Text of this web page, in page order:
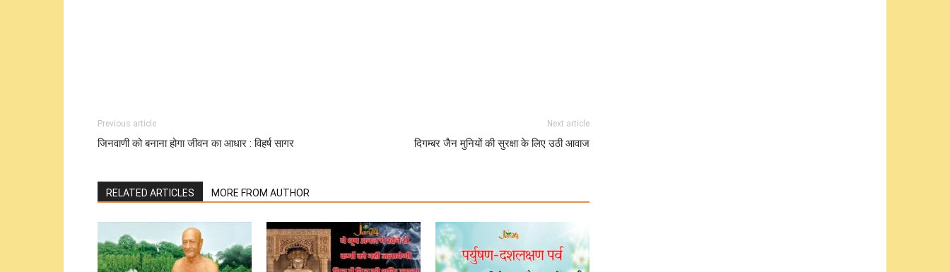
Previous article
जिनवाणी को बनाना होगा जीवन का आधार : विहर्ष सागर
Next article
दिगम्बर जैन मुनियों की सुरक्षा के लिए उठी आवाज
RELATED ARTICLES MORE FROM AUTHOR